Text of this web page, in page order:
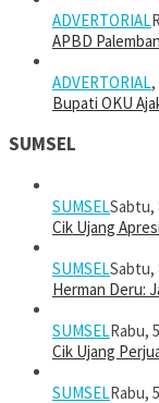
ADVERTORIAL
APBD
ADVERTORIAL,
Bupati OKU
SUMSEL
SUMSELSabtu,
Cik Ujang
SUMSELSabtu,
Herman Deru:
SUMSELRabu,
Cik Ujang
SUMSELRabu,